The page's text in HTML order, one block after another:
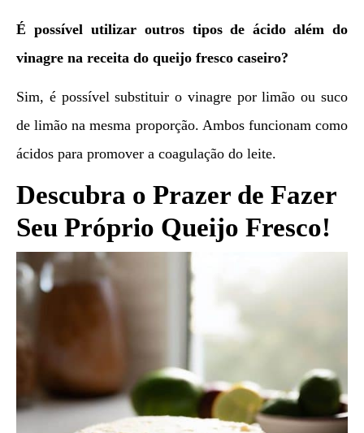
É possível utilizar outros tipos de ácido além do
vinagre na receita do queijo fresco caseiro?
Sim, é possível substituir o vinagre por limão ou suco
de limão na mesma proporção. Ambos funcionam como
ácidos para promover a coagulação do leite.
Descubra o Prazer de Fazer
Seu Próprio Queijo Fresco!